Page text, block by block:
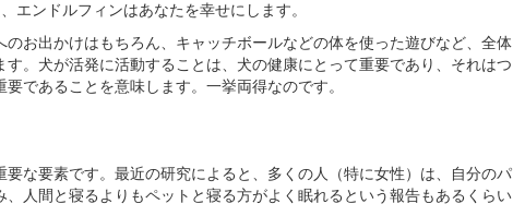
エンドルフィンはあなたを幸せにします。
お出かけはもちろん、キャッチボールなどの体を使った遊びなど、全体
。犬が活発に活動することは、犬の健康にとって重要であり、それはつ
であることを意味します。一挙両得なのです。
な要素です。最近の研究によると、多くの人（特に女性）は、自分のパ
人間と寝るよりもペットと寝る方がよく眠れるという報告もあるくらい